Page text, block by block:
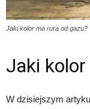
Jaki kolor ma rura od gazu?
Jaki
W dzisiejszym